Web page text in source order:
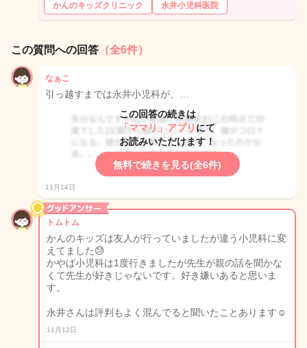
かんのキッズクリニック
永井小児科医院
この質問への回答 （全6件）
なぁこ
引っ越すまでは永井小児科が、…
この回答の続きは
「ママリ」アプリ にて
お読みいただけます！
無料で続きを見る(全6件)
11月14日
トムトム
かんのキッズは友人が行っていましたが違う小児科に変
えてました😓
かやば小児科は1度行きましたが先生が親の話を聞かな
くて先生が好きじゃないです。好き嫌いあると思いま
す。
永井さんは評判もよく混んでると聞いたことあります☺️
11月12日